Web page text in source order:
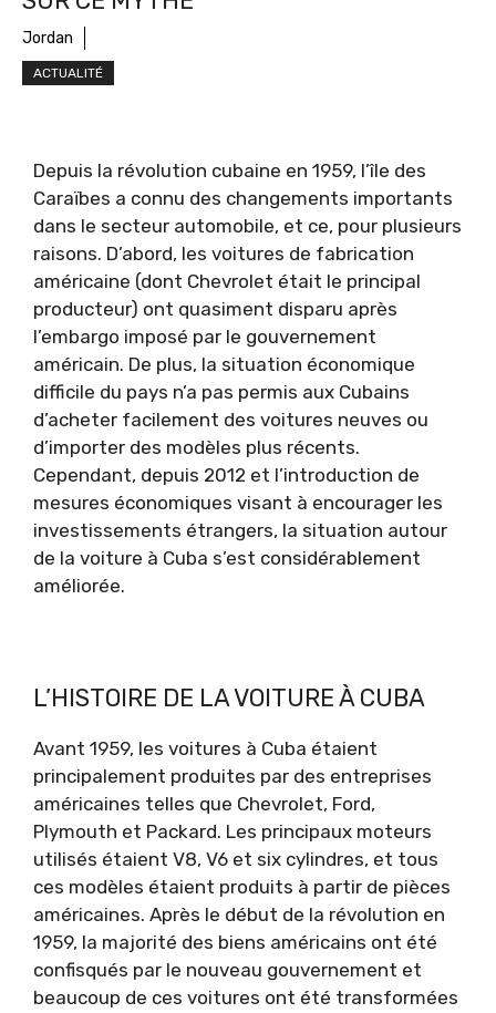
Jordan
ACTUALITÉ
Depuis la révolution cubaine en 1959, l’île des
Caraïbes a connu des changements importants
dans le secteur automobile, et ce, pour plusieurs
raisons. D’abord, les voitures de fabrication
américaine (dont Chevrolet était le principal
producteur) ont quasiment disparu après
l’embargo imposé par le gouvernement
américain. De plus, la situation économique
difficile du pays n’a pas permis aux Cubains
d’acheter facilement des voitures neuves ou
d’importer des modèles plus récents.
Cependant, depuis 2012 et l’introduction de
mesures économiques visant à encourager les
investissements étrangers, la situation autour
de la voiture à Cuba s’est considérablement
améliorée.
L’HISTOIRE DE LA VOITURE À CUBA
Avant 1959, les voitures à Cuba étaient
principalement produites par des entreprises
américaines telles que Chevrolet, Ford,
Plymouth et Packard. Les principaux moteurs
utilisés étaient V8, V6 et six cylindres, et tous
ces modèles étaient produits à partir de pièces
américaines. Après le début de la révolution en
1959, la majorité des biens américains ont été
confisqués par le nouveau gouvernement et
beaucoup de ces voitures ont été transformées